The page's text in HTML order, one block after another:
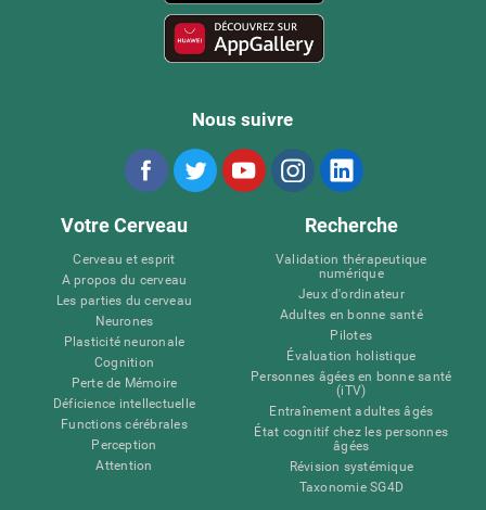
Nous suivre
Votre Cerveau
Cerveau et esprit
A propos du cerveau
Les parties du cerveau
Neurones
Plasticité neuronale
Cognition
Perte de Mémoire
Déficience intellectuelle
Functions cérébrales
Perception
Attention
Recherche
Validation thérapeutique
numérique
Jeux d'ordinateur
Adultes en bonne santé
Pilotes
Évaluation holistique
Personnes âgées en bonne santé
(iTV)
Entraînement adultes âgés
État cognitif chez les personnes
âgées
Révision systémique
Taxonomie SG4D